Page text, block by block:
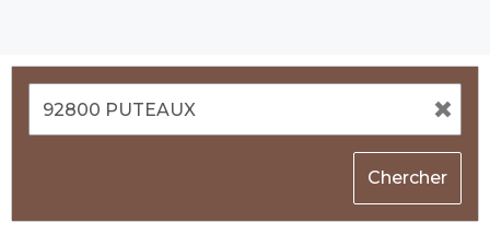
Chercher